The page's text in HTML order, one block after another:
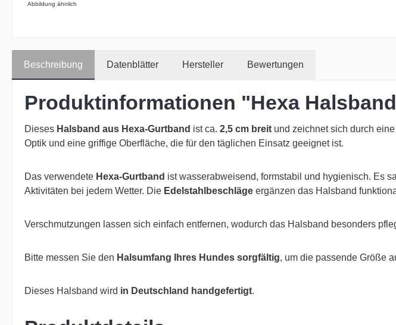
Abbildung ähnlich
Beschreibung Datenblätter Hersteller Bewertungen
Produktinformationen "Hexa
Dieses Halsband aus Hexa-Gurtband ist ca. 2,5 cm breit und zeichnet sich durch
Optik und eine griffige Oberfläche, die für den täglichen Einsatz geeignet ist.
Das verwendete Hexa-Gurtband ist wasserabweisend, formstabil und hygienisch. Es
Aktivitäten bei jedem Wetter. Die Edelstahlbeschläge ergänzen das Halsband
Verschmutzungen lassen sich einfach entfernen, wodurch das Halsband besonders
Bitte messen Sie den Halsumfang Ihres Hundes sorgfältig, um die passende Größe
Dieses Halsband wird in Deutschland handgefertigt.